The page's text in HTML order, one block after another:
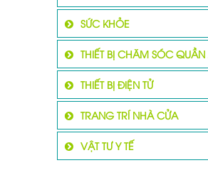
SỨC KHỎE
THIẾT BỊ CHĂM SÓC
THIẾT BỊ ĐIỆN TỬ
TRANG TRÍ NHÀ CỬA
VẬT TƯ Y TẾ